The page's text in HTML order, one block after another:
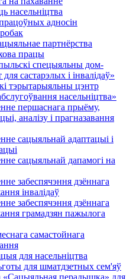
насельніцтва
адносін
партнёрства
працы
спецыяльны дом-
для састарэлых і інвалідаў»
тэрытарыяльны цэнтр
насельніцтва»
першаснага прыёму,
аналізу і прагназавання
сацыяльнай адаптацыі і
сацыяльнай дапамогі на
забеспячэння дзённага
інвалідаў
забеспячэння дзённага
грамадзян пажылога
самастойнага
для насельніцтва
для шматдзетных сем'яў
«Сацыяльная перадышка» для